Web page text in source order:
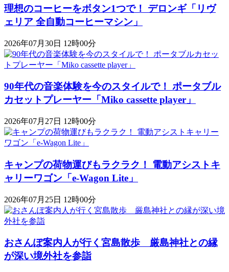
理想のコーヒーをボタン1つで！ デロンギ「リヴ
ェリア 全自動コーヒーマシン」
2026年07月30日 12時00分
90年代の音楽体験を今のスタイルで！ ポータブル
カセットプレーヤー「Miko cassette player」
2026年07月27日 12時00分
キャンプの荷物運びもラクラク！ 電動アシストキ
ャリーワゴン「​​e-Wagon Lite」
2026年07月25日 12時00分
おさんぽ案内人が行く宮島散歩 厳島神社との縁
が深い境外社を参詣